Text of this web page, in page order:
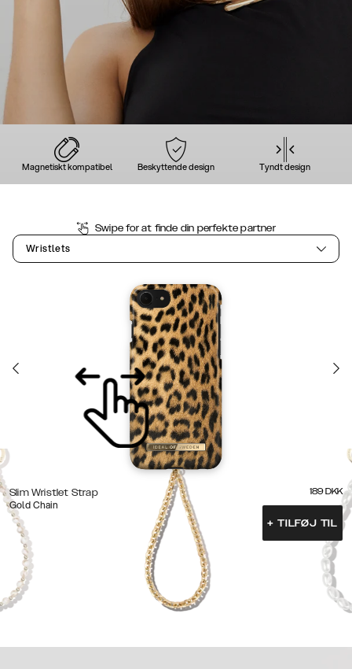
Magnetiskt kompatibel Beskyttende design Tyndt design
Swipe for at finde din perfekte partner
Wristlets
Slim Wristlet Strap
Gold Chain
189 DKK
+ TILFØJ TIL